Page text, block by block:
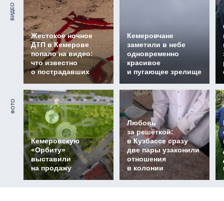
ВИДЕО
Жестокое ночное
ДТП в Кемерове
попало на видео:
что известно
о пострадавших
Кемеровчане
заметили в небе
одновременно
красивое
и пугающее зрелище
ФОТО
Кемеровскую
«Орбиту»
выставили
на продажу
Любовь
за решёткой:
в Кузбассе сразу
две пары узаконили
отношения
в колонии